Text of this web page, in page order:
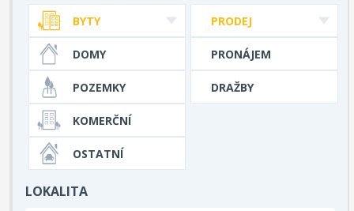
PRODEJ
PRONÁJEM
DRAŽBY
BYTY
DOMY
POZEMKY
KOMERČNÍ
OSTATNÍ
LOKALITA